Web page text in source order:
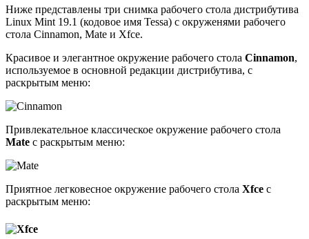
Ниже представлены три снимка рабочего стола дистрибутива
Linux Mint 19.1 (кодовое имя Tessa) с окруженями рабочего
стола Cinnamon, Mate и Xfce.
Красивое и элегантное окружение рабочего стола Cinnamon,
используемое в основной редакции дистрибутива, с
раскрытым меню:
Привлекательное классическое окружение рабочего стола
Mate с раскрытым меню:
Приятное легковесное окружение рабочего стола Xfce с
раскрытым меню: